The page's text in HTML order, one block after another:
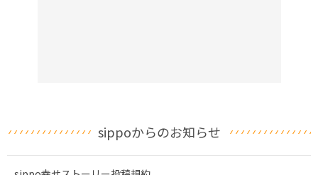
sippoからのお知らせ